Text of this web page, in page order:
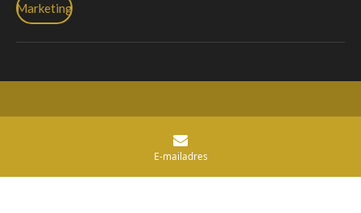
Marketing
E-mailadres